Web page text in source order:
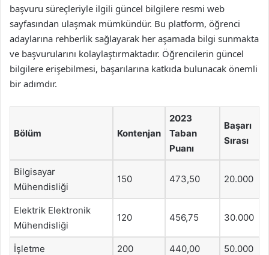
başvuru süreçleriyle ilgili güncel bilgilere resmi web
sayfasından ulaşmak mümkündür. Bu platform, öğrenci
adaylarına rehberlik sağlayarak her aşamada bilgi sunmakta
ve başvurularını kolaylaştırmaktadır. Öğrencilerin güncel
bilgilere erişebilmesi, başarılarına katkıda bulunacak önemli
bir adımdır.
Bölüm Kontenjan
2023
Taban
Puanı
Başarı
Sırası
Bilgisayar
Mühendisliği
150 473,50 20.000
Elektrik Elektronik
Mühendisliği
120 456,75 30.000
İşletme 200 440,00 50.000